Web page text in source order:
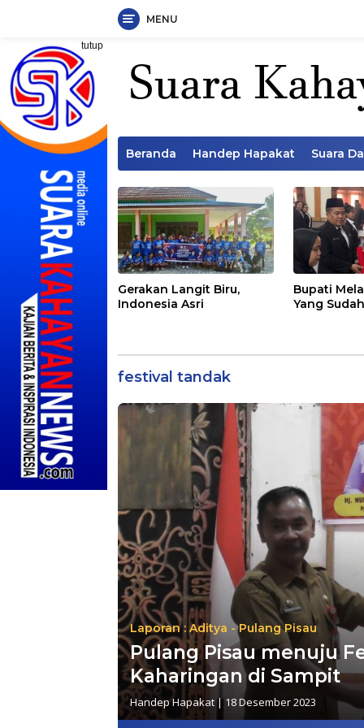
Langsung
konten
MENU
tutup
Beranda Handep Hapakat Suara
Gerakan Langit Biru,
Indonesia Asri
Bupati
Yang
festival tandak
Laporan : Aditya - Pulang Pisau
Pulang Pisau menuju
Kaharingan di Sampit
Handep Hapakat|18 Desember 2023